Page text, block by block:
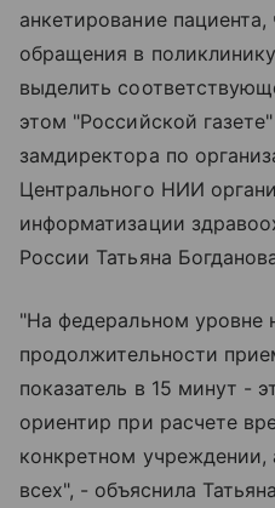
анкетирование
обращения в
выделить
этом "Российской
замдиректора по
Центрального НИИ
информатизации
России Татьяна
"На федеральном уровне
продолжительности
показатель в 15 минут -
ориентир при расчете
конкретном учреждении,
всех", - объяснила